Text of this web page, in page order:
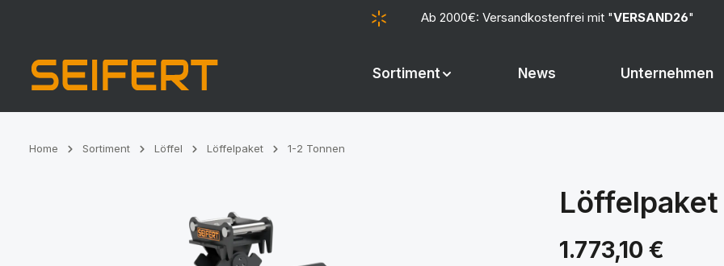
Ab 2000€: Versandkostenfrei mit "VERSAND26"
Sortiment News Unternehmen
Home Sortiment Löffel Löffelpaket 1-2 Tonnen
Löffelpaket
1.773,10 €